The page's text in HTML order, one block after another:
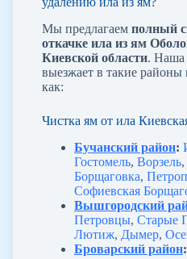
Мы предлагаем полный
откачке ила из ям
Киевской области. Наша
выезжает в такие
как:
Чистка ям от ила
Бучанский район:
Гостомель, Ворзель,
Борщаговка,
Софиевская
Вышгородский
Петровцы, Старые
Лютиж, Дымер,
Броварский район: